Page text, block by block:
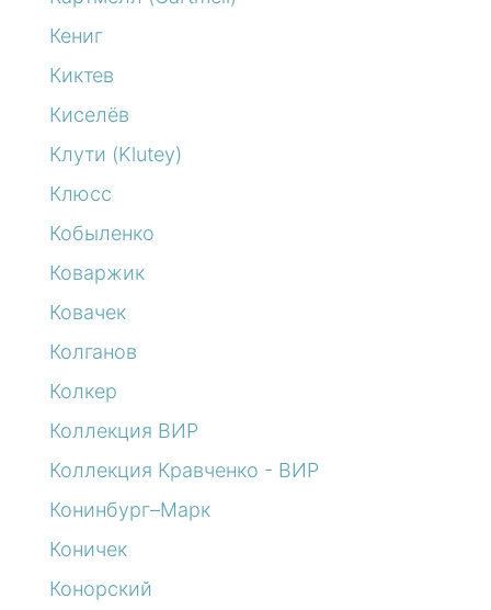
Кениг
Киктев
Киселёв
Клути (Klutey)
Клюсс
Кобыленко
Коваржик
Ковачек
Колганов
Колкер
Коллекция ВИР
Коллекция Кравченко - ВИР
Конинбург–Марк
Коничек
Конорский